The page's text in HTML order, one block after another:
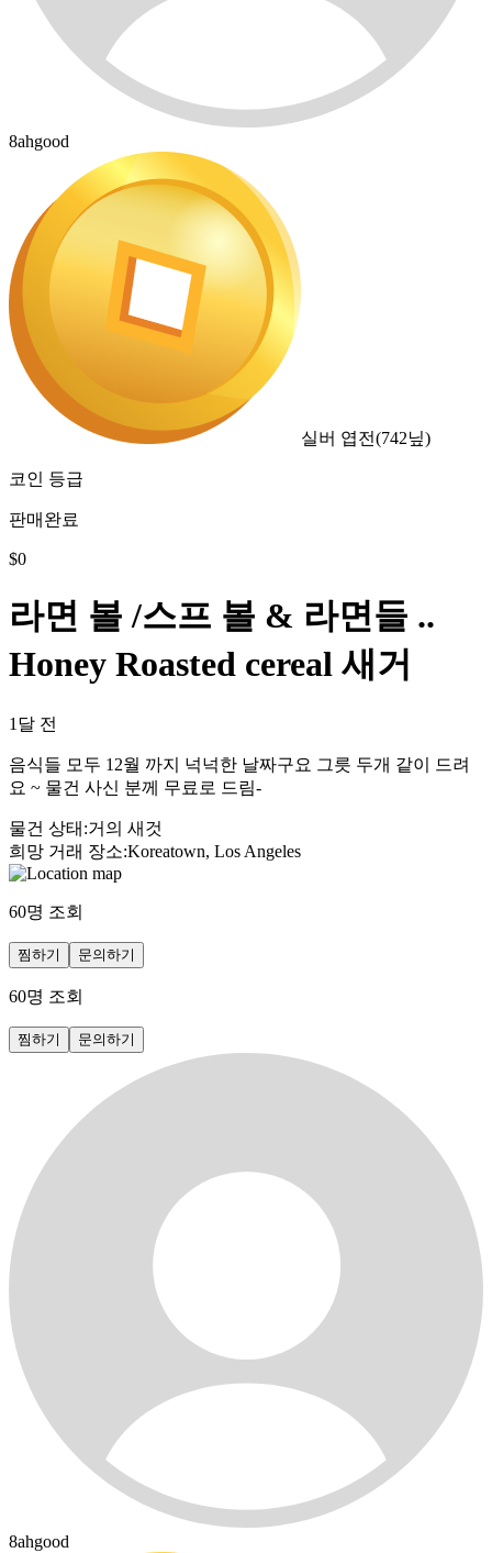
8ahgood
실버 엽전(742닢)
코인 등급
판매완료
$0
라면 볼 /스프 볼 & 라면들 ..
Honey Roasted cereal 새거
1달 전
음식들 모두 12월 까지 넉넉한 날짜구요 그릇 두개 같이 드려
요 ~ 물건 사신 분께 무료로 드림-
물건 상태 :거의 새것
희망 거래 장소:Koreatown, Los Angeles
60명 조회
찜하기 문의하기
60명 조회
찜하기 문의하기
8ahgood